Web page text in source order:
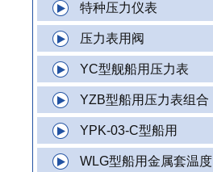
特种压力仪表
压力表用阀
YC型舰船用压力表
YZB型船用压力表组合
YPK-03-C型船用
WLG型船用金属套温度